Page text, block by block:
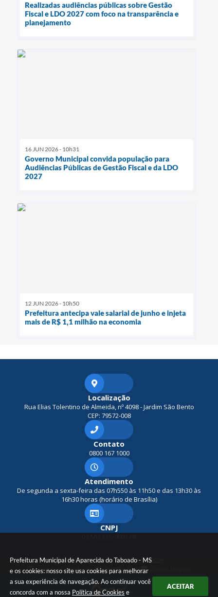
Prefeitura Municipal de Aparecida do Taboado - MS
e os cookies: nosso site usa cookies para melhorar
a sua experiência de navegação. Ao continuar você
concorda com a nossa Política de Cookies e
ACEITAR
Realizadas audiências públicas sobre Gestão
Fiscal e LDO 2027 com foco na transparência e
planejamento
16 JUN 2026 - 10h31
Governo Municipal convida população para
Audiências Públicas de Gestão Fiscal e da LDO
2027
12 JUN 2026 - 10h50
Prefeitura antecipa vale salarial de junho e injeta
mais de R$ 1,1 milhão na economia
Localização
Rua Elias Tolentino de Almeida, nº 4098 - Jardim São Bento
CEP: 79572-008
Contato
0800 167 1000
Atendimento
De segunda a sexta-feira das 07h550 às 11h50 e das 13h30 às
16h30 horas (horário de Brasília)
CNPJ
Versão do Sistema:3.5.3 - 19/06/2026
Portal atualizado em:07/08/2026 10:41